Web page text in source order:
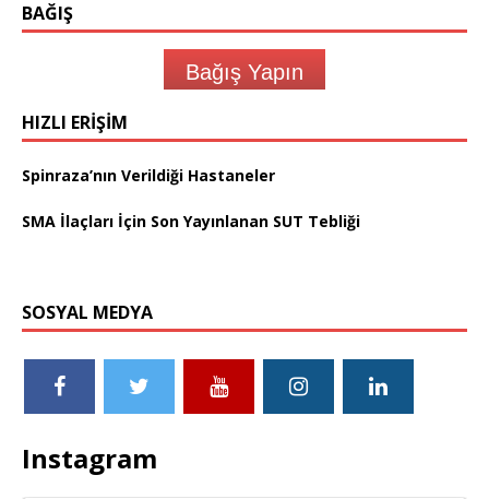
BAĞIŞ
Bağış Yapın
HIZLI ERIŞIM
Spinraza’nın Verildiği Hastaneler
SMA İlaçları İçin Son Yayınlanan SUT Tebliği
SOSYAL MEDYA
Instagram